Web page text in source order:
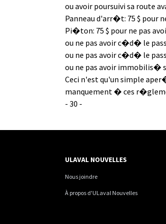
ou avoir poursuivi sa route
Panneau d'arr�t: 75 $ pour
Pi�ton: 75 $ pour ne pas
ou ne pas avoir c�d� le
ou ne pas avoir c�d� le
ou ne pas avoir immobilis�
Ceci n'est qu'un simple
manquement � ces
- 30 -
ULAVAL NOUVELLES
Nous joindre
À propos d'ULaval Nouvelles